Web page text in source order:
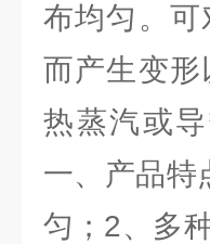
布均匀。
而产生变
热蒸汽或
一、产品特
匀；2、多